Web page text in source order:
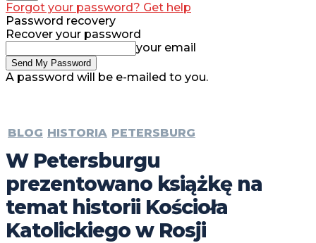
Forgot your password? Get help
Password recovery
Recover your password
your email
A password will be e-mailed to you.
BLOG HISTORIA PETERSBURG
W Petersburgu
prezentowano książkę na
temat historii Kościoła
Katolickiego w Rosji